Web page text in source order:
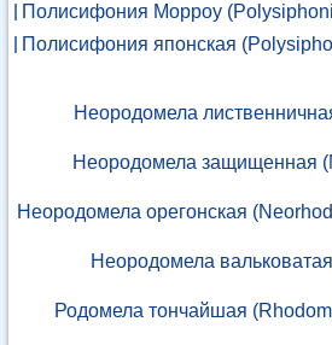
Полисифония Морроу
Полисифония японская
Неородомела
Неородомела защищенная
Неородомела орегонская
Неородомела
Родомела тончайшая